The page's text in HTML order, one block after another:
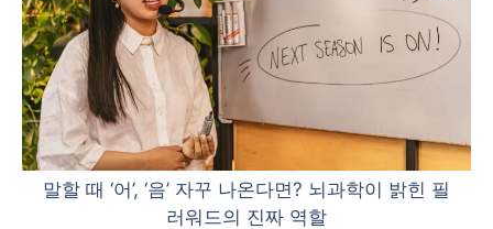
말할 때 ‘어’, ‘음’ 자꾸 나온다면? 뇌과학이 밝힌 필
러워드의 진짜 역할